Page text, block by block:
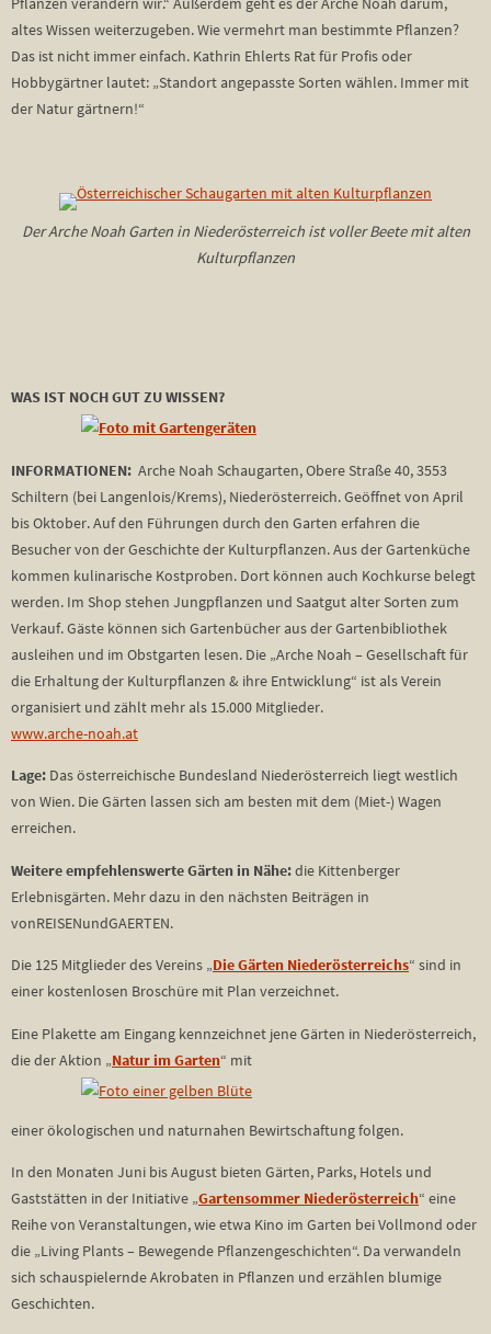
altes Wissen weiterzugeben. Wie vermehrt man bestimmte Pflanzen?
Das ist nicht immer einfach. Kathrin Ehlerts Rat für Profis oder
Hobbygärtner lautet: „Standort angepasste Sorten wählen. Immer mit
der Natur gärtnern!“
Der Arche Noah Garten in Niederösterreich ist voller Beete mit alten
Kulturpflanzen
WAS IST NOCH GUT ZU WISSEN?
INFORMATIONEN: Arche Noah Schaugarten, Obere Straße 40, 3553
Schiltern (bei Langenlois/Krems), Niederösterreich. Geöffnet von April
bis Oktober. Auf den Führungen durch den Garten erfahren die
Besucher von der Geschichte der Kulturpflanzen. Aus der Gartenküche
kommen kulinarische Kostproben. Dort können auch Kochkurse belegt
werden. Im Shop stehen Jungpflanzen und Saatgut alter Sorten zum
Verkauf. Gäste können sich Gartenbücher aus der Gartenbibliothek
ausleihen und im Obstgarten lesen. Die „Arche Noah – Gesellschaft für
die Erhaltung der Kulturpflanzen & ihre Entwicklung“ ist als Verein
organisiert und zählt mehr als 15.000 Mitglieder.
www.arche-noah.at
Lage: Das österreichische Bundesland Niederösterreich liegt westlich
von Wien. Die Gärten lassen sich am besten mit dem (Miet-) Wagen
erreichen.
Weitere empfehlenswerte Gärten in Nähe:die Kittenberger
Erlebnisgärten. Mehr dazu in den nächsten Beiträgen in
vonREISENundGAERTEN.
Die 125 Mitglieder des Vereins „Die Gärten Niederösterreichs“ sind in
einer kostenlosen Broschüre mit Plan verzeichnet.
Eine Plakette am Eingang kennzeichnet jene Gärten in Niederösterreich,
die der Aktion „Natur im Garten“ mit
einer ökologischen und naturnahen Bewirtschaftung folgen.
In den Monaten Juni bis August bieten Gärten, Parks, Hotels und
Gaststätten in der Initiative „Gartensommer Niederösterreich“ eine
Reihe von Veranstaltungen, wie etwa Kino im Garten bei Vollmond oder
die „Living Plants – Bewegende Pflanzengeschichten“. Da verwandeln
sich schauspielernde Akrobaten in Pflanzen und erzählen blumige
Geschichten.